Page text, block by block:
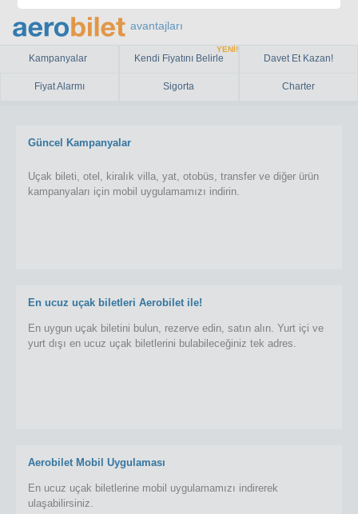
avantajları
Kampanyalar Kendi Fiyatını Belirle
YENİ!
Davet Et Kazan!
Fiyat Alarmı Sigorta Charter
Güncel Kampanyalar
Uçak bileti, otel, kiralık villa, yat, otobüs, transfer ve diğer ürün
kampanyaları için mobil uygulamamızı indirin.
En ucuz uçak biletleri Aerobilet ile!
En uygun uçak biletini bulun, rezerve edin, satın alın. Yurt içi ve
yurt dışı en ucuz uçak biletlerini bulabileceğiniz tek adres.
Aerobilet Mobil Uygulaması
En ucuz uçak biletlerine mobil uygulamamızı indirerek
ulaşabilirsiniz.